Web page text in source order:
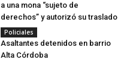
a una mona “sujeto de
derechos” y autorizó su traslado
Policiales
Asaltantes detenidos en barrio
Alta Córdoba